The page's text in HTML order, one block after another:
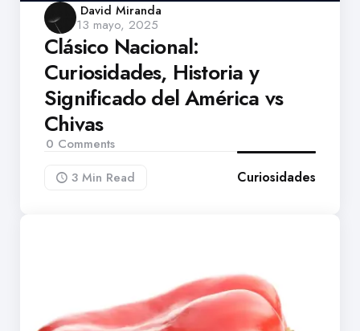
Posted
by
David Miranda
13 mayo, 2025
Clásico Nacional:
Curiosidades, Historia y
Significado del América vs
Chivas
0 Comments
3 Min Read Curiosidades